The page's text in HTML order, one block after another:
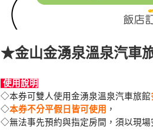
★金山金湧泉溫泉汽車
使用說明
◇本券可雙人使用金湧泉溫泉汽車旅館
◇本券不分平假日皆可使用 ，
◇無法事先預約與指定房間，須以現場